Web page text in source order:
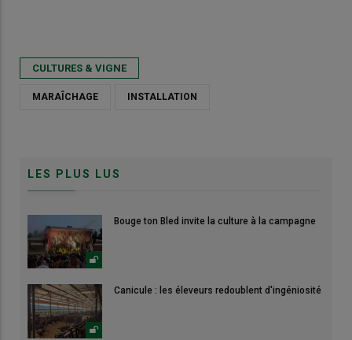
CULTURES & VIGNE
MARAÎCHAGE INSTALLATION
LES PLUS LUS
Bouge ton Bled invite la culture à la campagne
Canicule : les éleveurs redoublent d'ingéniosité